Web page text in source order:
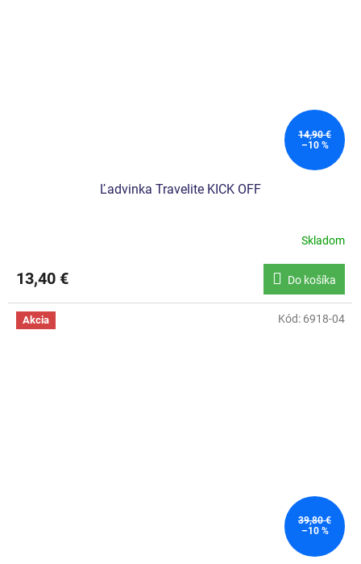
14,90 €
–10 %
Ľadvinka Travelite KICK OFF
produktu
je
5,0
Skladom
13,40 € Do košíka
Akcia
39,80 €
–10 %
Kód: 6918-04